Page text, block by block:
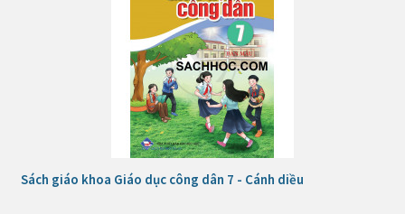
Sách giáo khoa Giáo dục công dân 7 - Cánh diều